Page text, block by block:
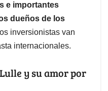
e importantes
dueños de los
inversionistas van
internacionales.
y su amor por